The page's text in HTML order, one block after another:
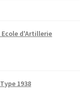
Ecole d'Artillerie
1938